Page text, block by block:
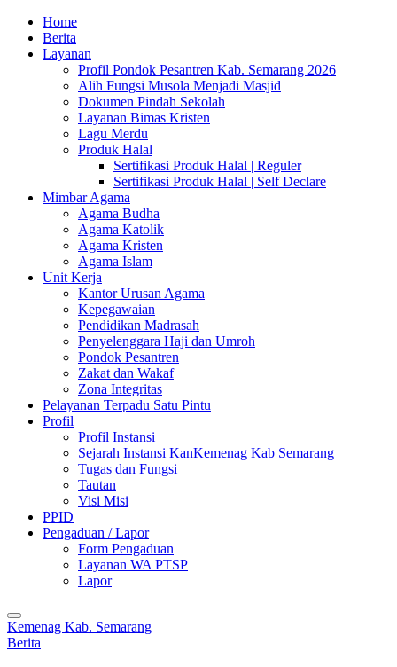
Home
Berita
Layanan
Profil Pondok Pesantren Kab. Semarang 2026
Alih Fungsi Musola Menjadi Masjid
Dokumen Pindah Sekolah
Layanan Bimas Kristen
Lagu Merdu
Produk Halal
Sertifikasi Produk Halal | Reguler
Sertifikasi Produk Halal | Self Declare
Mimbar Agama
Agama Budha
Agama Katolik
Agama Kristen
Agama Islam
Unit Kerja
Kantor Urusan Agama
Kepegawaian
Pendidikan Madrasah
Penyelenggara Haji dan Umroh
Pondok Pesantren
Zakat dan Wakaf
Zona Integritas
Pelayanan Terpadu Satu Pintu
Profil
Profil Instansi
Sejarah Instansi KanKemenag Kab Semarang
Tugas dan Fungsi
Tautan
Visi Misi
PPID
Pengaduan / Lapor
Form Pengaduan
Layanan WA PTSP
Lapor
Kemenag Kab. Semarang
Berita